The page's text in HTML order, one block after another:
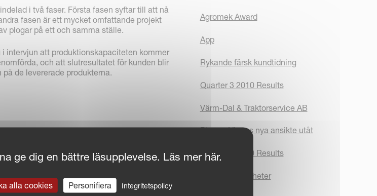
i två faser. Första fasen syftar till att nå
fasen är ett mycket omfattande projekt
plogar på ett och samma ställe.
intervjun att produktionskapaciteten kommer
och att slutresultatet för kunden blir
de levererade produkterna.
Agromek Award
App
Rykande färsk kundtidning
Quarter 3 2010 Results
Värm-Dal & Traktorservice AB
Pierre - Vicons nya ansikte utåt
Quarter 2 2010 Results
Kampanj & Nyheter
ge dig en bättre läsupplevelse. Läs mer här.
alla cookies Personifiera Integritetspolicy